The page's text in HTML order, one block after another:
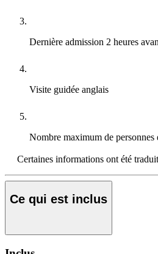
Dernière admission 2 heures
Visite guidée anglais
Nombre maximum de personnes
Certaines informations ont été
Ce qui est inclus